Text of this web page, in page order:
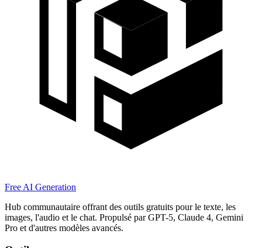
Free AI Generation
Hub communautaire offrant des outils gratuits pour le texte, les
images, l'audio et le chat. Propulsé par GPT-5, Claude 4, Gemini
Pro et d'autres modèles avancés.